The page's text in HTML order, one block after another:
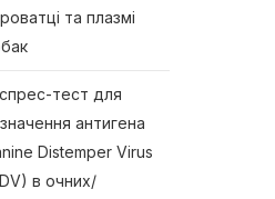
та плазмі
тест для
антигена
Distemper Virus
в очних/